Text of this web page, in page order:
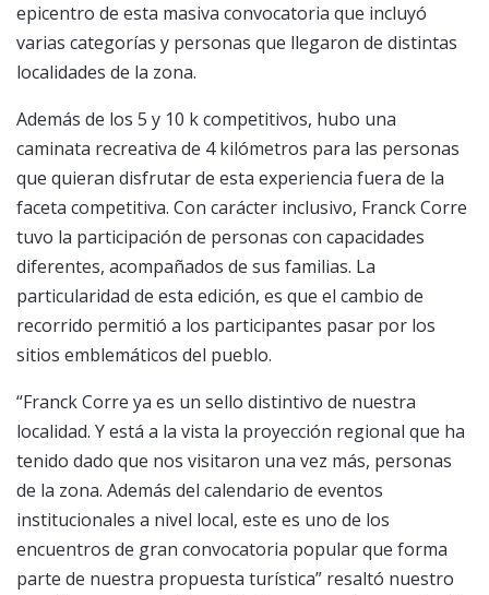
epicentro de esta masiva convocatoria que incluyó
varias categorías y personas que llegaron de distintas
localidades de la zona.
Además de los 5 y 10 k competitivos, hubo una
caminata recreativa de 4 kilómetros para las personas
que quieran disfrutar de esta experiencia fuera de la
faceta competitiva. Con carácter inclusivo, Franck Corre
tuvo la participación de personas con capacidades
diferentes, acompañados de sus familias. La
particularidad de esta edición, es que el cambio de
recorrido permitió a los participantes pasar por los
sitios emblemáticos del pueblo.
“Franck Corre ya es un sello distintivo de nuestra
localidad. Y está a la vista la proyección regional que ha
tenido dado que nos visitaron una vez más, personas
de la zona. Además del calendario de eventos
institucionales a nivel local, este es uno de los
encuentros de gran convocatoria popular que forma
parte de nuestra propuesta turística” resaltó nuestro